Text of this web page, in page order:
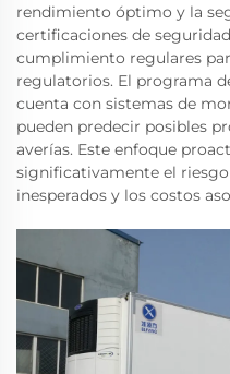
rendimiento óptimo y la
certificaciones de
cumplimiento regulares
regulatorios. El programa
cuenta con sistemas de
pueden predecir posibles
averías. Este enfoque
significativamente el
inesperados y los costos